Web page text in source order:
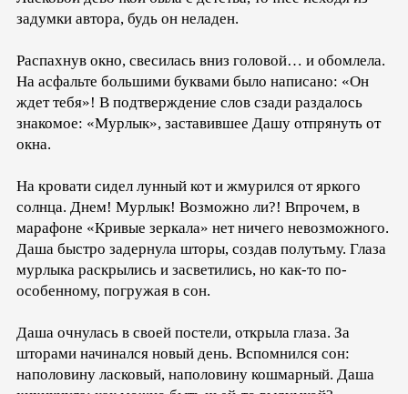
задумки автора, будь он неладен.
Распахнув окно, свесилась вниз головой… и обомлела.
На асфальте большими буквами было написано: «Он
ждет тебя»! В подтверждение слов сзади раздалось
знакомое: «Мурлык», заставившее Дашу отпрянуть от
окна.
На кровати сидел лунный кот и жмурился от яркого
солнца. Днем! Мурлык! Возможно ли?! Впрочем, в
марафоне «Кривые зеркала» нет ничего невозможного.
Даша быстро задернула шторы, создав полутьму. Глаза
мурлыка раскрылись и засветились, но как-то по-
особенному, погружая в сон.
Даша очнулась в своей постели, открыла глаза. За
шторами начинался новый день. Вспомнился сон:
наполовину ласковый, наполовину кошмарный. Даша